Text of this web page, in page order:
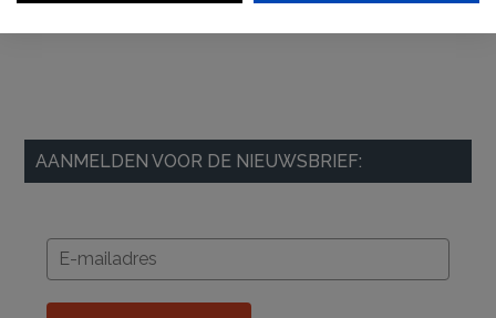
AANMELDEN VOOR DE NIEUWSBRIEF: